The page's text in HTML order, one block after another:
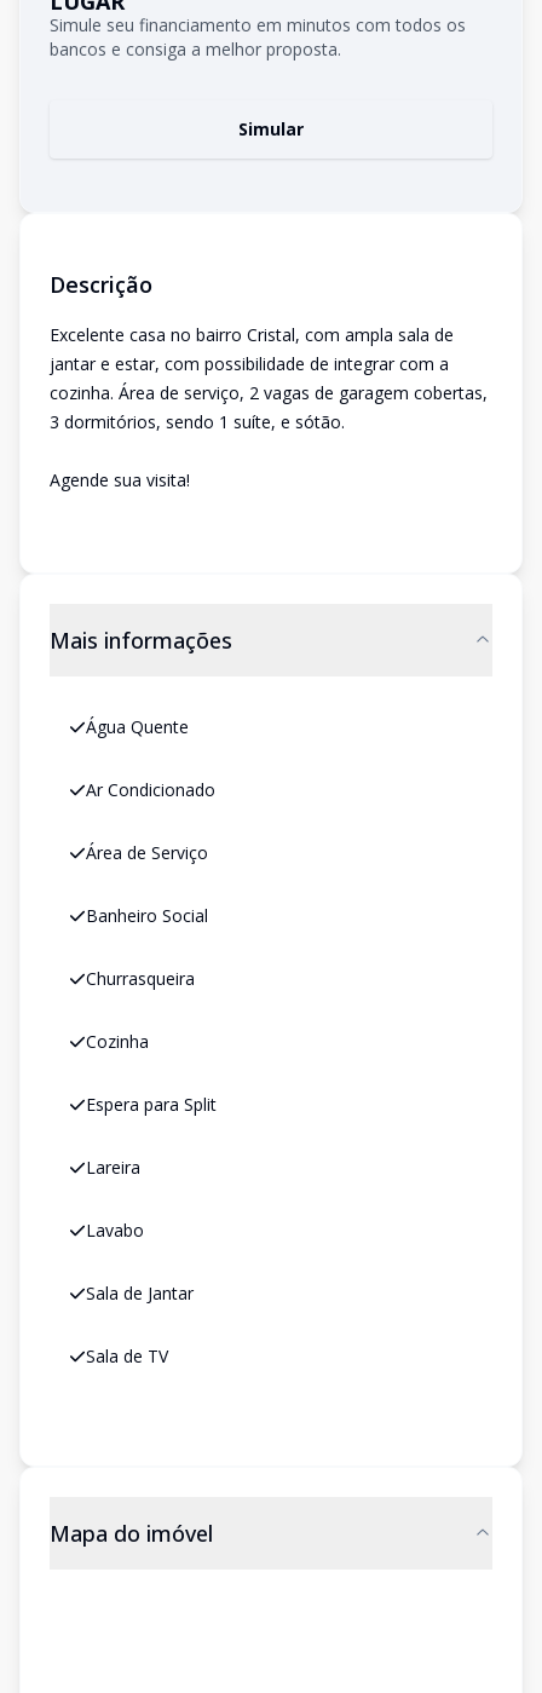
Simule seu financiamento em minutos com todos os
bancos e consiga a melhor proposta.
Simular
Descrição
Excelente casa no bairro Cristal, com ampla sala de
jantar e estar, com possibilidade de integrar com a
cozinha. Área de serviço, 2 vagas de garagem cobertas,
3 dormitórios, sendo 1 suíte, e sótão.
Agende sua visita!
Mais informações
Água Quente
Ar Condicionado
Área de Serviço
Banheiro Social
Churrasqueira
Cozinha
Espera para Split
Lareira
Lavabo
Sala de Jantar
Sala de TV
Mapa do imóvel